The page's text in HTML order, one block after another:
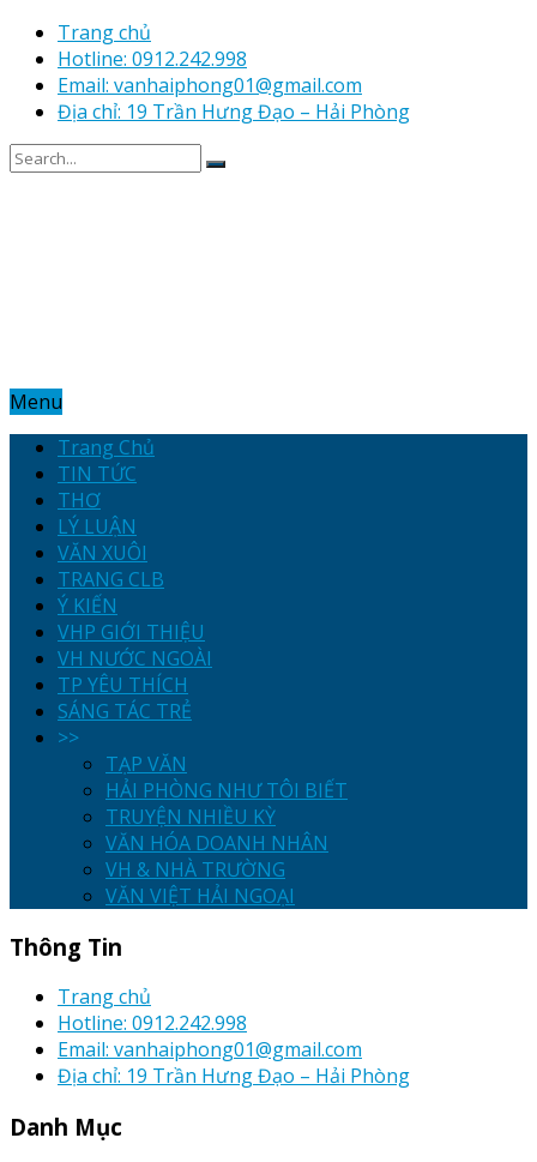
Trang chủ
Hotline: 0912.242.998
Email: vanhaiphong01@gmail.com
Địa chỉ: 19 Trần Hưng Đạo – Hải Phòng
Menu
Trang Chủ
TIN TỨC
THƠ
LÝ LUẬN
VĂN XUÔI
TRANG CLB
Ý KIẾN
VHP GIỚI THIỆU
VH NƯỚC NGOÀI
TP YÊU THÍCH
SÁNG TÁC TRẺ
>>
TẠP VĂN
HẢI PHÒNG NHƯ TÔI BIẾT
TRUYỆN NHIỀU KỲ
VĂN HÓA DOANH NHÂN
VH & NHÀ TRƯỜNG
VĂN VIỆT HẢI NGOẠI
Thông Tin
Trang chủ
Hotline: 0912.242.998
Email: vanhaiphong01@gmail.com
Địa chỉ: 19 Trần Hưng Đạo – Hải Phòng
Danh Mục